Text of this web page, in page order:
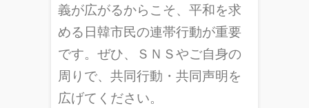
義が広がるからこそ、平和を求
める日韓市民の連帯行動が重要
です。ぜひ、ＳＮＳやご自身の
周りで、共同行動・共同声明を
広げてください。